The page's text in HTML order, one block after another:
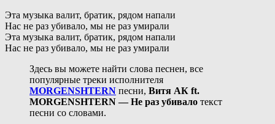
Эта музыка валит, братик, рядом напали
Нас не раз убивало, мы не раз умирали
Эта музыка валит, братик, рядом напали
Нас не раз убивало, мы не раз умирали
Здесь вы можете найти слова песнен, все
популярные треки исполнителя
MORGENSHTERN песни, Витя АК ft.
MORGENSHTERN — Не раз убивало текст
песни со словами.